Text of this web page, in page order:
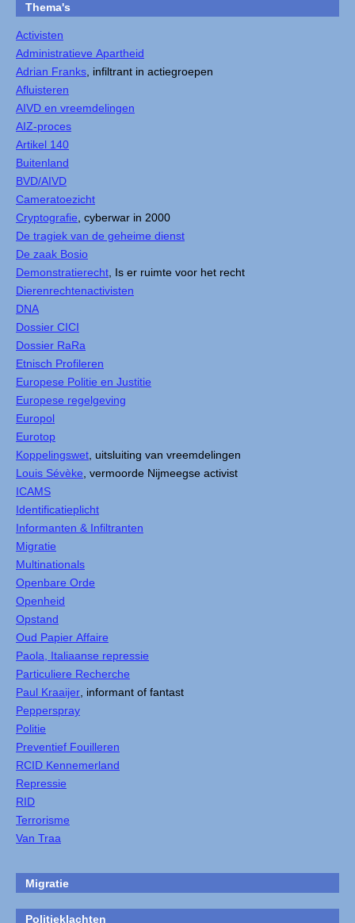
Thema's
Activisten
Administratieve Apartheid
Adrian Franks , infiltrant in actiegroepen
Afluisteren
AIVD en vreemdelingen
AIZ-proces
Artikel 140
Buitenland
BVD/AIVD
Cameratoezicht
Cryptografie , cyberwar in 2000
De tragiek van de geheime dienst
De zaak Bosio
Demonstratierecht , Is er ruimte voor het recht
Dierenrechtenactivisten
DNA
Dossier CICI
Dossier RaRa
Etnisch Profileren
Europese Politie en Justitie
Europese regelgeving
Europol
Eurotop
Koppelingswet , uitsluiting van vreemdelingen
Louis Sévèke , vermoorde Nijmeegse activist
ICAMS
Identificatieplicht
Informanten & Infiltranten
Migratie
Multinationals
Openbare Orde
Openheid
Opstand
Oud Papier Affaire
Paola, Italiaanse repressie
Particuliere Recherche
Paul Kraaijer , informant of fantast
Pepperspray
Politie
Preventief Fouilleren
RCID Kennemerland
Repressie
RID
Terrorisme
Van Traa
Migratie
Politieklachten